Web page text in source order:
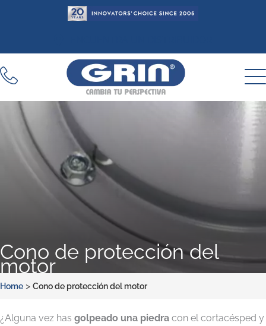
Cono de protección del
motor
Home > Cono de protección del motor
¿Alguna vez has golpeado una piedra con el cortacésped y